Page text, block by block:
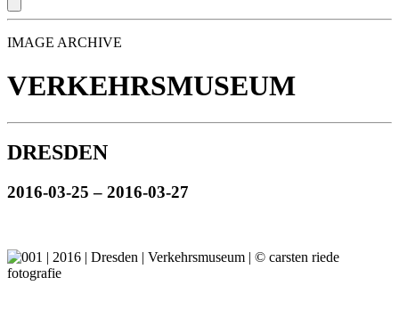
IMAGE ARCHIVE
VERKEHRSMUSEUM
DRESDEN
2016-03-25 – 2016-03-27